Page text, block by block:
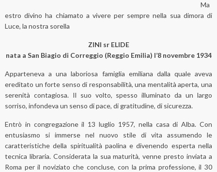
Ma
estro divino ha chiamato a vivere per sempre nella sua dimora di
Luce, la nostra sorella
ZINI sr ELIDE
nata a San Biagio di Correggio (Reggio Emilia) l’8 novembre 1934
Apparteneva a una laboriosa famiglia emiliana dalla quale aveva
ereditato un forte senso di responsabilità, una mentalità aperta, una
serenità contagiosa. Il suo volto, spesso illuminato da un largo
sorriso, infondeva un senso di pace, di gratitudine, di sicurezza.
Entrò in congregazione il 13 luglio 1957, nella casa di Alba. Con
entusiasmo si immerse nel nuovo stile di vita assumendo le
caratteristiche della spiritualità paolina e divenendo esperta nella
tecnica libraria. Considerata la sua maturità, venne presto inviata a
Roma per il noviziato che concluse, con la prima professione, il 30